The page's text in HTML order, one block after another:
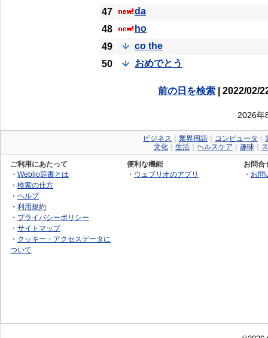
47
da
48
ho
49
co the
50
おめでとう
前の日を検索| 2022/02/
2026年
ビジネス 業界用語 コンピュータ
文化
生活 ヘルスケア 趣味
ご利用にあたって
・ Weblio辞書とは
・ 検索の仕方
・ ヘルプ
・ 利用規約
・ プライバシーポリシー
・ サイトマップ
・ クッキー・アクセスデータに
ついて
便利な機能
・ ウェブリオのアプリ
お問合
・ お問